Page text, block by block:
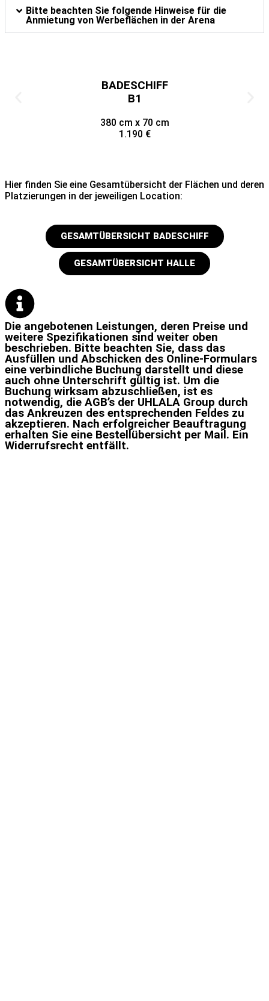
Bitte beachten Sie folgende Hinweise für die
Anmietung von Werbeflächen in der Arena
BADESCHIFF
B1
380 cm x 70 cm
1.190 €
Hier finden Sie eine Gesamtübersicht der Flächen und deren
Platzierungen in der jeweiligen Location:
GESAMTÜBERSICHT BADESCHIFF
GESAMTÜBERSICHT HALLE
Die angebotenen Leistungen, deren Preise und
weitere Spezifikationen sind weiter oben
beschrieben. Bitte beachten Sie, dass das
Ausfüllen und Abschicken des Online-Formulars
eine verbindliche Buchung darstellt und diese
auch ohne Unterschrift gültig ist. Um die
Buchung wirksam abzuschließen, ist es
notwendig, die AGB’s der UHLALA Group durch
das Ankreuzen des entsprechenden Feldes zu
akzeptieren. Nach erfolgreicher Beauftragung
erhalten Sie eine Bestellübersicht per Mail. Ein
Widerrufsrecht entfällt.